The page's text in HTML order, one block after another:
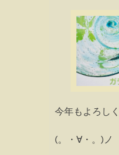
今年もよろし
(。・∀・。)ノ